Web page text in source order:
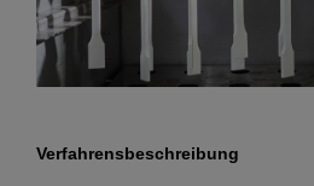
Verfahrensbeschreibung